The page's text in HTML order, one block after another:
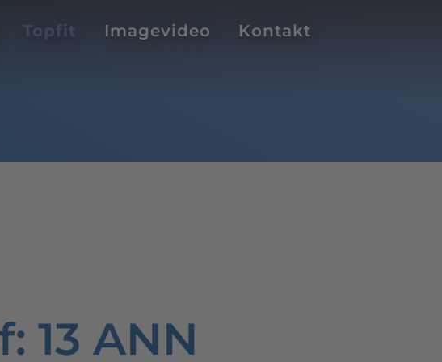
Topfit Imagevideo
Kontakt
: 13 ANN